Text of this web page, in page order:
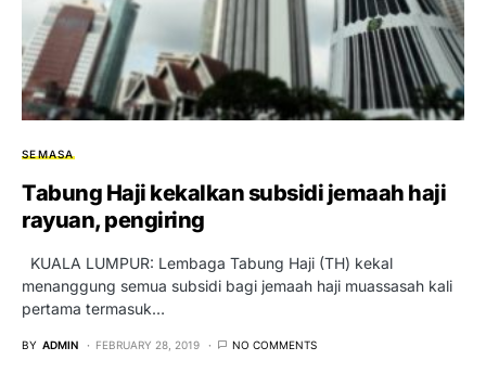
SEMASA
Tabung Haji kekalkan subsidi jemaah haji
rayuan, pengiring
KUALA LUMPUR: Lembaga Tabung Haji (TH) kekal
menanggung semua subsidi bagi jemaah haji muassasah kali
pertama termasuk…
BY ADMIN FEBRUARY 28, 2019 NO COMMENTS